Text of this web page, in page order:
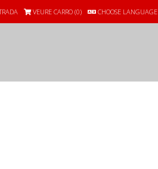
CHOOSE LANGUAGE
VEURE CARRO (0)